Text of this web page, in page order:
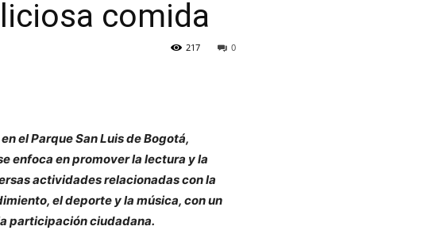
comida
0
217
el Parque San Luis de Bogotá,
enfoca en promover la lectura y la
actividades relacionadas con la
el deporte y la música, con un
participación ciudadana.